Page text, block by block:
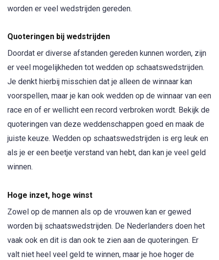
worden er veel wedstrijden gereden.
Quoteringen bij wedstrijden
Doordat er diverse afstanden gereden kunnen worden, zijn
er veel mogelijkheden tot wedden op schaatswedstrijden.
Je denkt hierbij misschien dat je alleen de winnaar kan
voorspellen, maar je kan ook wedden op de winnaar van een
race en of er wellicht een record verbroken wordt. Bekijk de
quoteringen van deze weddenschappen goed en maak de
juiste keuze. Wedden op schaatswedstrijden is erg leuk en
als je er een beetje verstand van hebt, dan kan je veel geld
winnen.
Hoge inzet, hoge winst
Zowel op de mannen als op de vrouwen kan er gewed
worden bij schaatswedstrijden. De Nederlanders doen het
vaak ook en dit is dan ook te zien aan de quoteringen. Er
valt niet heel veel geld te winnen, maar je hoe hoger de